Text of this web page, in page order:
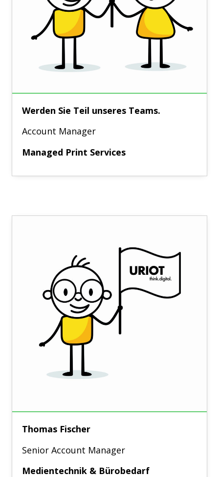
Werden Sie Teil unseres Teams.
Account Manager
Managed Print Services
Thomas Fischer
Senior Account Manager
Medientechnik & Bürobedarf